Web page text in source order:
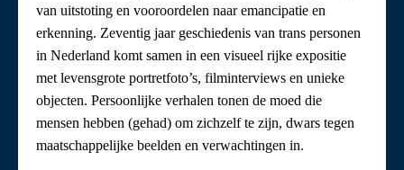
van uitstoting en vooroordelen naar emancipatie en
erkenning. Zeventig jaar geschiedenis van trans personen
in Nederland komt samen in een visueel rijke expositie
met levensgrote portretfoto’s, filminterviews en unieke
objecten. Persoonlijke verhalen tonen de moed die
mensen hebben (gehad) om zichzelf te zijn, dwars tegen
maatschappelijke beelden en verwachtingen in.